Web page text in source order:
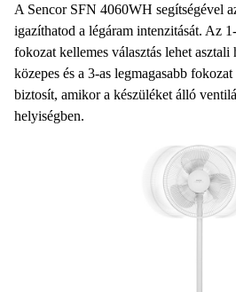
A Sencor SFN 4060WH segítségével
igazíthatod a légáram intenzitását. Az
fokozat kellemes választás lehet asztali
közepes és a 3-as legmagasabb
biztosít, amikor a készüléket álló
helyiségben.